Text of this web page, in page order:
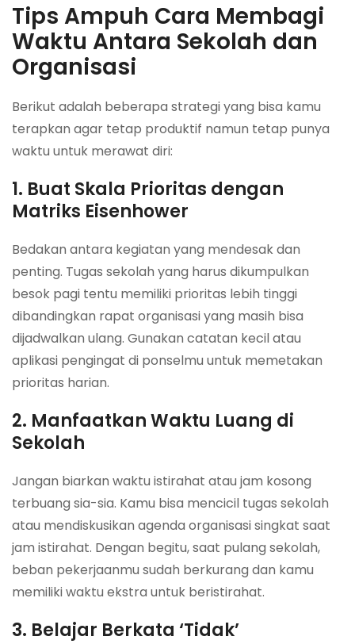
Tips Ampuh Cara Membagi
Waktu Antara Sekolah dan
Organisasi
Berikut adalah beberapa strategi yang bisa kamu
terapkan agar tetap produktif namun tetap punya
waktu untuk merawat diri:
1. Buat Skala Prioritas dengan
Matriks Eisenhower
Bedakan antara kegiatan yang mendesak dan
penting. Tugas sekolah yang harus dikumpulkan
besok pagi tentu memiliki prioritas lebih tinggi
dibandingkan rapat organisasi yang masih bisa
dijadwalkan ulang. Gunakan catatan kecil atau
aplikasi pengingat di ponselmu untuk memetakan
prioritas harian.
2. Manfaatkan Waktu Luang di
Sekolah
Jangan biarkan waktu istirahat atau jam kosong
terbuang sia-sia. Kamu bisa mencicil tugas sekolah
atau mendiskusikan agenda organisasi singkat saat
jam istirahat. Dengan begitu, saat pulang sekolah,
beban pekerjaanmu sudah berkurang dan kamu
memiliki waktu ekstra untuk beristirahat.
3. Belajar Berkata ‘Tidak’